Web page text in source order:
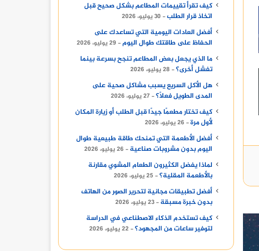
كيف تقرأ تقييمات المطاعم بشكل صحيح قبل
اتخاذ قرار الطلب
30 يوليو، 2026
أفضل العادات اليومية التي تساعدك على
الحفاظ على طاقتك طوال اليوم
29 يوليو، 2026
ما الذي يجعل بعض المطاعم تنجح بسرعة بينما
تفشل أخرى؟
28 يوليو، 2026
هل الأكل السريع يسبب مشاكل صحية على
المدى الطويل فعلًا؟
27 يوليو، 2026
كيف تختار مطعمًا جيدًا قبل الطلب أو زيارة المكان
لأول مرة
26 يوليو، 2026
أفضل الأطعمة التي تمنحك طاقة طبيعية طوال
اليوم بدون مشروبات صناعية
26 يوليو، 2026
لماذا يفضل الكثيرون الطعام المشوي مقارنة
بالأطعمة المقلية؟
25 يوليو، 2026
أفضل تطبيقات مجانية لتحرير الصور من الهاتف
بدون خبرة مسبقة
23 يوليو، 2026
كيف تستخدم الذكاء الاصطناعي في الدراسة
لتوفير ساعات من المجهود؟
22 يوليو، 2026